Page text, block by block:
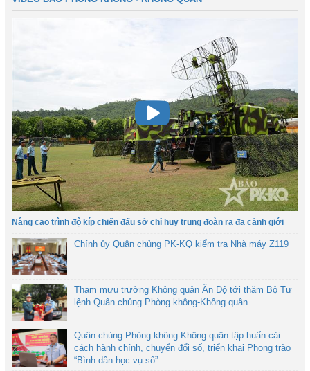
Nâng cao trình độ kíp chiến đấu sở chỉ huy trung đoàn ra đa cảnh giới
Chính ủy Quân chủng PK-KQ kiểm tra Nhà máy Z119
Tham mưu trưởng Không quân Ấn Độ tới thăm Bộ Tư
lệnh Quân chủng Phòng không-Không quân
Quân chủng Phòng không-Không quân tập huấn cải
cách hành chính, chuyển đổi số, triển khai Phong trào
“Bình dân học vụ số”